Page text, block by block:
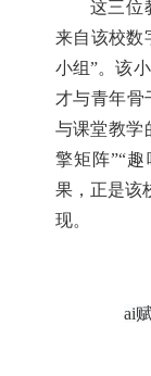
这三位
来自该校数
小组”。该
才与青年骨
与课堂教学
擎矩阵”“
果，正是该
现。
ai